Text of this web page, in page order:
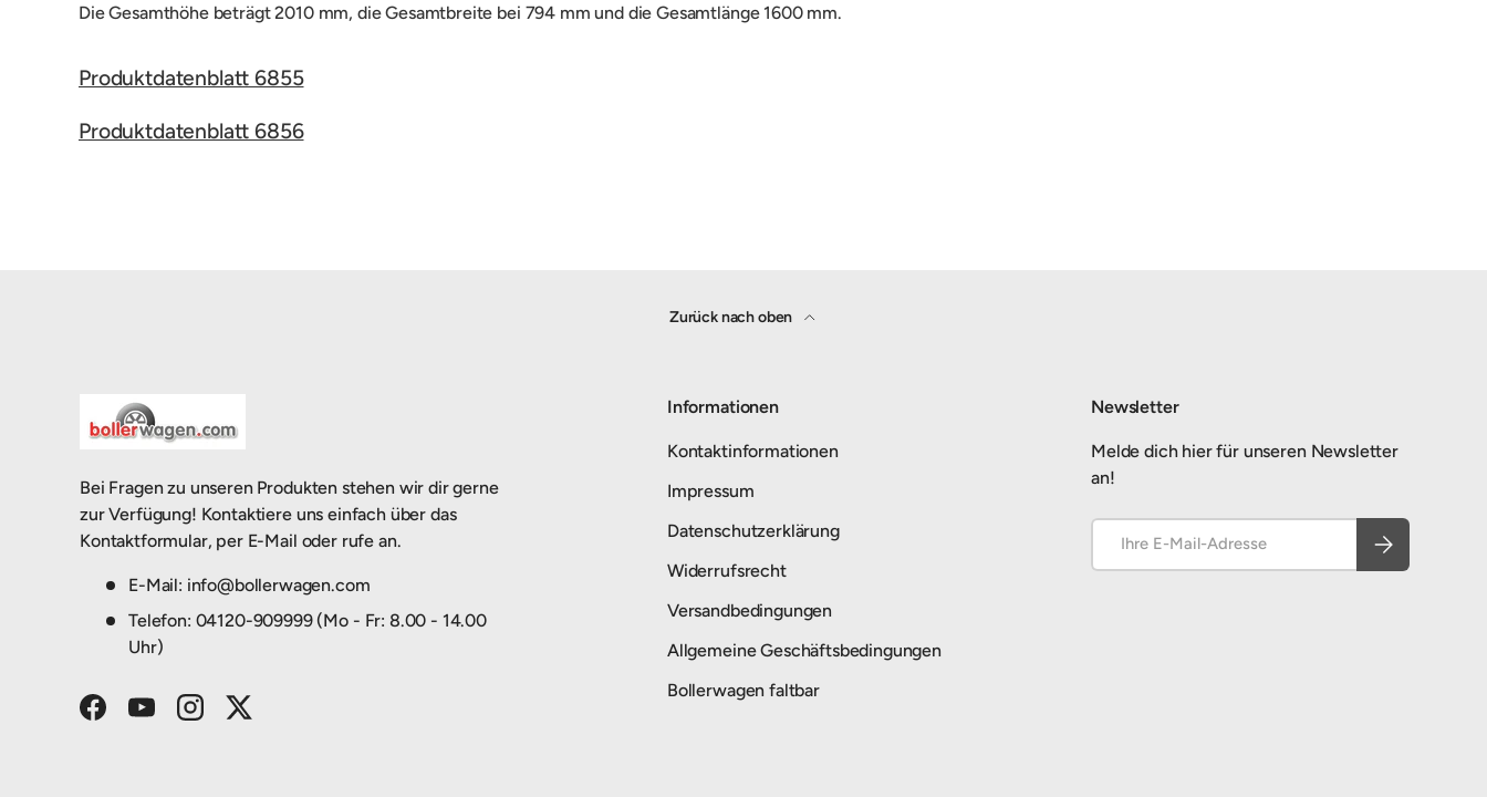
Die Gesamthöhe beträgt 2010 mm, die Gesamtbreite bei 794 mm und die Gesamtlänge 1600 mm.
Produktdatenblatt 6855
Produktdatenblatt 6856
Zurück nach oben
Bei Fragen zu unseren Produkten stehen wir dir gerne
zur Verfügung! Kontaktiere uns einfach über das
Kontaktformular, per E-Mail oder rufe an.
E-Mail: info@bollerwagen.com
Telefon: 04120-909999 (Mo - Fr: 8.00 - 14.00
Uhr)
FacebookYouTubeInstagramTwitter
Informationen
Kontaktinformationen
Impressum
Datenschutzerklärung
Widerrufsrecht
Versandbedingungen
Allgemeine Geschäftsbedingungen
Bollerwagen faltbar
Newsletter
Melde dich hier für unseren Newsletter
an!
Abonnieren